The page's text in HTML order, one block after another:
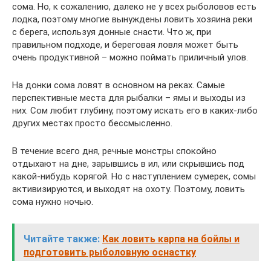
сома. Но, к сожалению, далеко не у всех рыболовов есть
лодка, поэтому многие вынуждены ловить хозяина реки
с берега, используя донные снасти. Что ж, при
правильном подходе, и береговая ловля может быть
очень продуктивной – можно поймать приличный улов.
На донки сома ловят в основном на реках. Самые
перспективные места для рыбалки – ямы и выходы из
них. Сом любит глубину, поэтому искать его в каких-либо
других местах просто бессмысленно.
В течение всего дня, речные монстры спокойно
отдыхают на дне, зарывшись в ил, или скрывшись под
какой-нибудь корягой. Но с наступлением сумерек, сомы
активизируются, и выходят на охоту. Поэтому, ловить
сома нужно ночью.
Читайте также: Как ловить карпа на бойлы и
подготовить рыболовную оснастку